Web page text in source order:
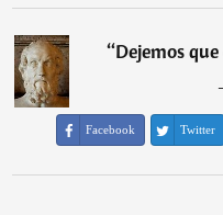
“Dejemos
Facebook Twitter